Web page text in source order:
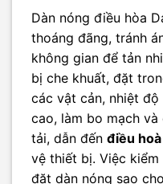
Dàn nóng điều hòa
thoáng đãng, tránh
không gian để tản
bị che khuất, đặt
các vật cản, nhiệt
cao, làm bo mạch
tải, dẫn đến điều hoà
vệ thiết bị. Việc
đặt dàn nóng sao